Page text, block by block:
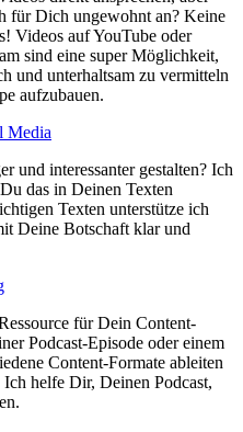
für Dich ungewohnt an? Keine
Videos auf YouTube oder
sind eine super Möglichkeit,
und unterhaltsam zu vermitteln
aufzubauen.
Media
und interessanter gestalten? Ich
das in Deinen Texten
Texten unterstütze ich
Deine Botschaft klar und
für Dein Content-
Podcast-Episode oder einem
Content-Formate ableiten
helfe Dir, Deinen Podcast,